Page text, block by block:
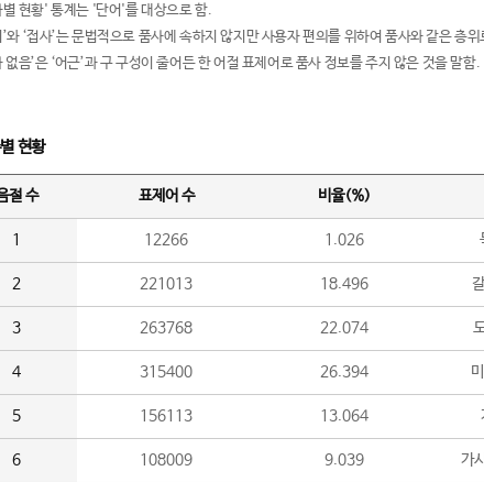
현황' 통계는 '단어'를 대상으로 함.
와 ‘접사’는 문법적으로 품사에 속하지 않지만 사용자 편의를 위하여 품사와 같은 층
없음’은 ‘어근’과 구 구성이 줄어든 한 어절 표제어로 품사 정보를 주지 않은 것을 말함.
현황
절 수 표제어 수 비율(%)
1 12266 1.026
2 221013 18.496
3 263768 22.074
4 315400 26.394
5 156113 13.064
6 108009 9.039 가